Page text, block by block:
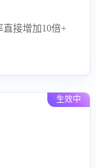
直接增加10倍+
生效中